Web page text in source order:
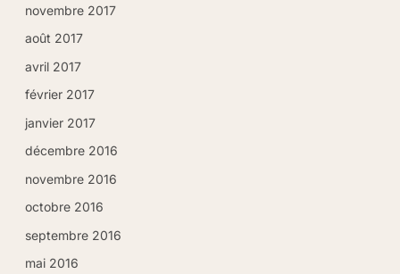
novembre 2017
août 2017
avril 2017
février 2017
janvier 2017
décembre 2016
novembre 2016
octobre 2016
septembre 2016
mai 2016